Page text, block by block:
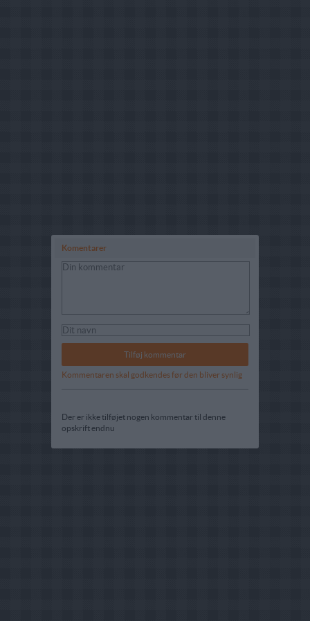
Komentarer
Kommentaren skal godkendes før den bliver synlig
Der er ikke tilføjet nogen kommentar til denne
opskrift endnu